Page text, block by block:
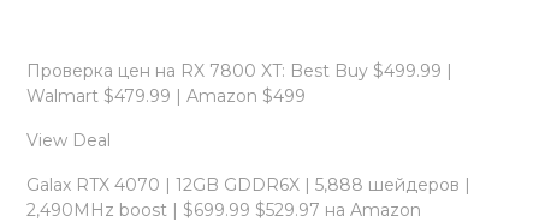
Проверка цен на RX 7800 XT: Best Buy $499.99 |
Walmart $479.99 | Amazon $499
View Deal
Galax RTX 4070 | 12GB GDDR6X | 5,888 шейдеров |
2,490MHz boost | $699.99 $529.97 на Amazon